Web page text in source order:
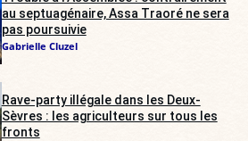
au septuagénaire, Assa Traoré ne sera
pas poursuivie
Gabrielle Cluzel
Rave-party illégale dans les Deux-
Sèvres : les agriculteurs sur tous les
fronts